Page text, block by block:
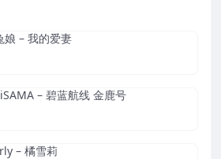
娘 – 我的爱妻
– 碧蓝航线 金鹿号
– 橘雪莉